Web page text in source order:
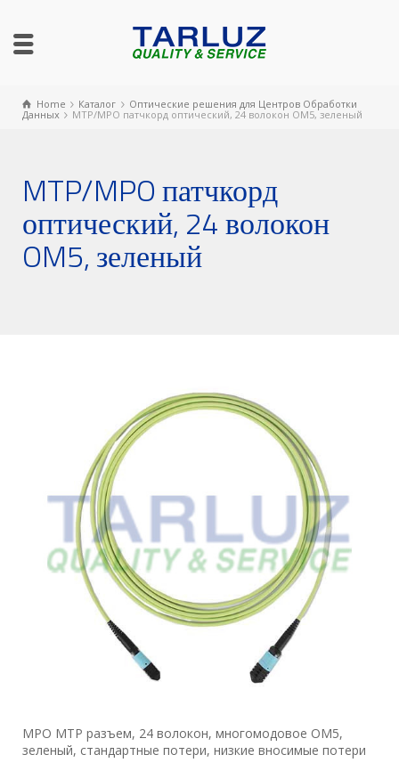
Home Каталог
Оптические решения для Центров Обработки
Данных
MTP/MPO патчкорд оптический, 24 волокон OM5, зеленый
MTP/MPO патчкорд
оптический, 24 волокон
OM5, зеленый
MPO MTP разъем, 24 волокон, многомодовое OM5,
зеленый, стандартные потери, низкие вносимые потери